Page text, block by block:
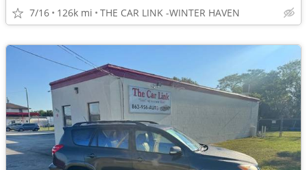
7/16 126k mi THE CAR LINK -WINTER HAVEN